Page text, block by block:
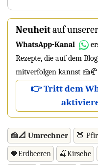
Neuheitauf
WhatsApp-Kanal
Rezepte, die auf dem
mitverfolgen kannst
👉 Tritt dem
🍰📐 Umrechner 🍑
🍓Erdbeeren 🍒Kirsche